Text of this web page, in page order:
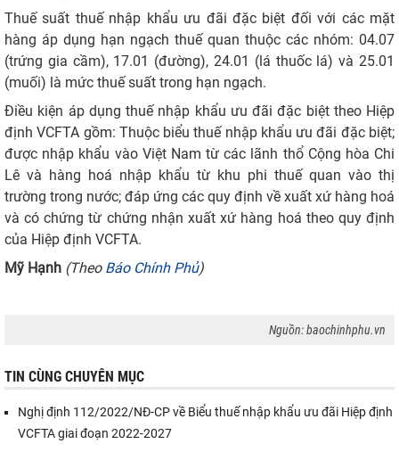
Thuế suất thuế nhập khẩu ưu đãi đặc biệt đối với các mặt
hàng áp dụng hạn ngạch thuế quan thuộc các nhóm: 04.07
(trứng gia cầm), 17.01 (đường), 24.01 (lá thuốc lá) và 25.01
(muối) là mức thuế suất trong hạn ngạch.
Điều kiện áp dụng thuế nhập khẩu ưu đãi đặc biệt theo Hiệp
định VCFTA gồm: Thuộc biểu thuế nhập khẩu ưu đãi đặc biệt;
được nhập khẩu vào Việt Nam từ các lãnh thổ Cộng hòa Chi
Lê và hàng hoá nhập khẩu từ khu phi thuế quan vào thị
trường trong nước; đáp ứng các quy định về xuất xứ hàng hoá
và có chứng từ chứng nhận xuất xứ hàng hoá theo quy định
của Hiệp định VCFTA.
Mỹ Hạnh (Theo Báo Chính Phủ)
Nguồn: baochinhphu.vn
TIN CÙNG CHUYÊN MỤC
Nghị định 112/2022/NĐ-CP về Biểu thuế nhập khẩu ưu đãi Hiệp định
VCFTA giai đoạn 2022-2027